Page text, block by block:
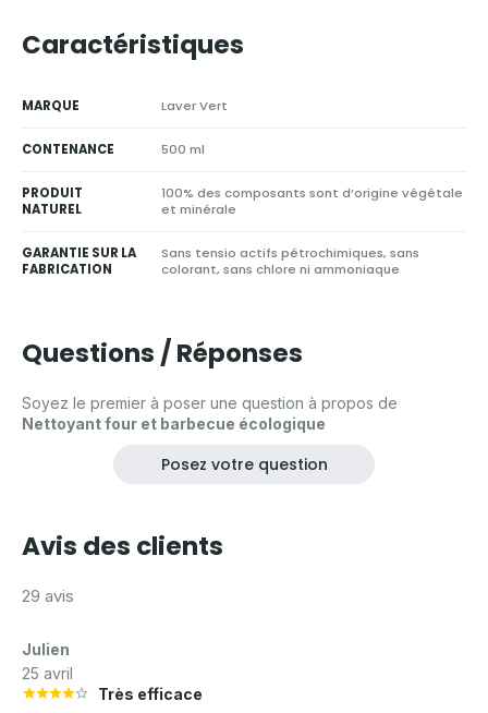
Caractéristiques
MARQUE Laver Vert
CONTENANCE 500 ml
PRODUIT
NATUREL
100% des composants sont d’origine végétale
et minérale
GARANTIE SUR LA
FABRICATION
Sans tensio actifs pétrochimiques, sans
colorant, sans chlore ni ammoniaque
Questions / Réponses
Soyez le premier à poser une question à propos de
Nettoyant four et barbecue écologique
Posez votre question
Avis des clients
29 avis
Julien
25 avril
Très efficace